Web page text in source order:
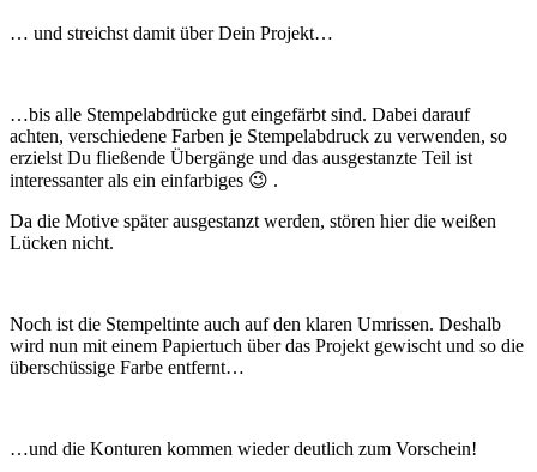
… und streichst damit über Dein Projekt…
…bis alle Stempelabdrücke gut eingefärbt sind. Dabei darauf
achten, verschiedene Farben je Stempelabdruck zu verwenden, so
erzielst Du fließende Übergänge und das ausgestanzte Teil ist
interessanter als ein einfarbiges 😉 .
Da die Motive später ausgestanzt werden, stören hier die weißen
Lücken nicht.
Noch ist die Stempeltinte auch auf den klaren Umrissen. Deshalb
wird nun mit einem Papiertuch über das Projekt gewischt und so die
überschüssige Farbe entfernt…
…und die Konturen kommen wieder deutlich zum Vorschein!